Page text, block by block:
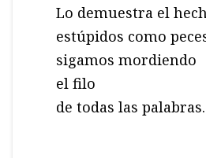
Lo demuestra el
estúpidos como
sigamos mordiendo
el filo
de todas las palabras.